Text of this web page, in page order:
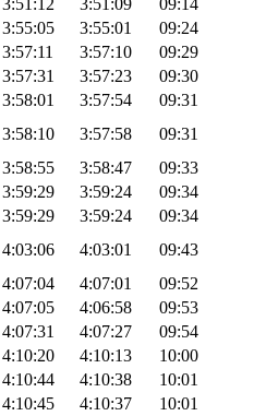
3:55:05 3:55:01 09:24
3:57:11 3:57:10 09:29
3:57:31 3:57:23 09:30
3:58:01 3:57:54
09:31
3:58:10 3:57:58 09:31
3:58:55 3:58:47 09:33
3:59:29 3:59:24 09:34
3:59:29 3:59:24 09:34
4:03:06 4:03:01 09:43
4:07:04 4:07:01 09:52
4:07:05 4:06:58 09:53
4:07:31 4:07:27 09:54
4:10:20 4:10:13 10:00
4:10:44 4:10:38 10:01
4:10:45 4:10:37 10:01